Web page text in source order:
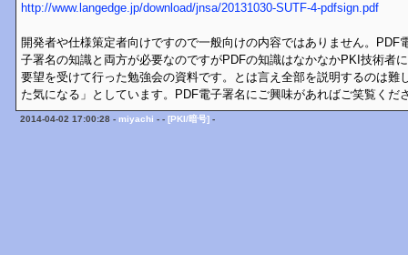
http://www.langedge.jp/download/jnsa/20131030-SUTF-4-pdfsign.pdf
開発者や仕様策定者向けですので一般向けの内容ではありません。PDF
子署名の知識と両方が必要なのですがPDFの知識はなかなかPKI技術者
要望を受けて行った勉強会の資料です。とは言え全部を説明するのは難
た気になる」としています。PDF電子署名にご興味があればご笑覧くだ
2014-04-02 17:00:28 - miyachi - - [PKI/暗号] -